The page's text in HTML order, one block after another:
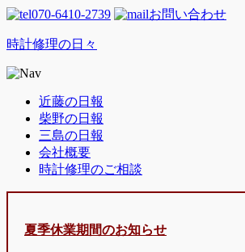
070-6410-2739 お問い合わせ
時計修理の日々
近藤の日報
柴野の日報
三島の日報
会社概要
時計修理のご相談
夏季休業期間のお知らせ